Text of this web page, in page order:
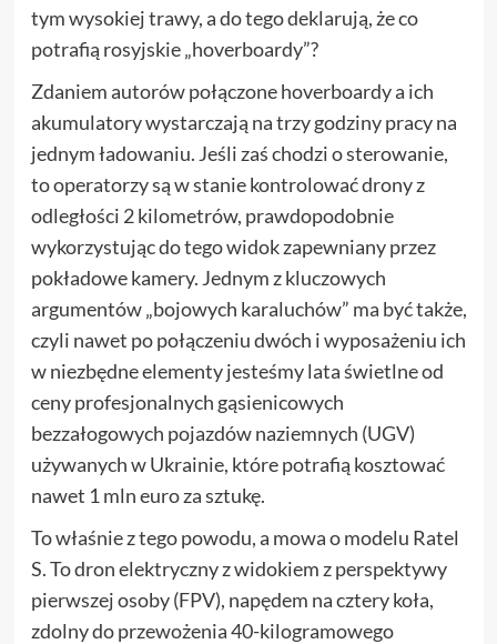
tym wysokiej trawy, a do tego deklarują, że co
potrafią rosyjskie „hoverboardy”?
Zdaniem autorów połączone hoverboardy a ich
akumulatory wystarczają na trzy godziny pracy na
jednym ładowaniu. Jeśli zaś chodzi o sterowanie,
to operatorzy są w stanie kontrolować drony z
odległości 2 kilometrów, prawdopodobnie
wykorzystując do tego widok zapewniany przez
pokładowe kamery. Jednym z kluczowych
argumentów „bojowych karaluchów” ma być także,
czyli nawet po połączeniu dwóch i wyposażeniu ich
w niezbędne elementy jesteśmy lata świetlne od
ceny profesjonalnych gąsienicowych
bezzałogowych pojazdów naziemnych (UGV)
używanych w Ukrainie, które potrafią kosztować
nawet 1 mln euro za sztukę.
To właśnie z tego powodu, a mowa o modelu Ratel
S. To dron elektryczny z widokiem z perspektywy
pierwszej osoby (FPV), napędem na cztery koła,
zdolny do przewożenia 40-kilogramowego